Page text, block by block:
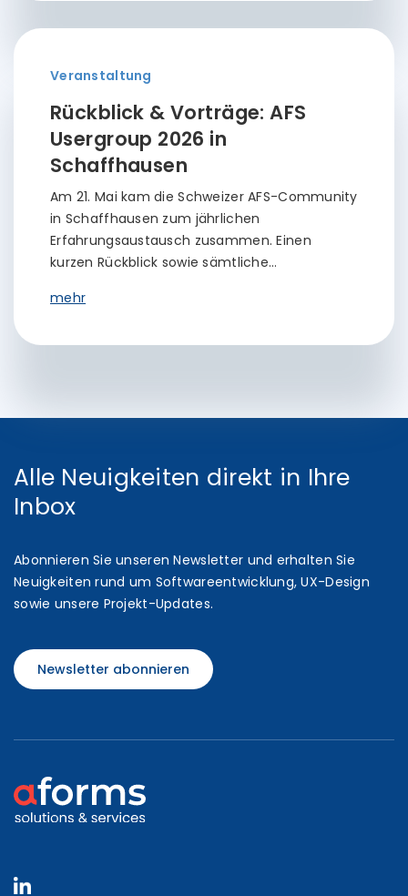
Veranstaltung
Rückblick & Vorträge: AFS
Usergroup 2026 in
Schaffhausen
Am 21. Mai kam die Schweizer AFS-Community
in Schaffhausen zum jährlichen
Erfahrungsaustausch zusammen. Einen
kurzen Rückblick sowie sämtliche…
mehr
Alle Neuigkeiten direkt in Ihre
Inbox
Abonnieren Sie unseren Newsletter und erhalten Sie
Neuigkeiten rund um Softwareentwicklung, UX-Design
sowie unsere Projekt-Updates.
Newsletter abonnieren